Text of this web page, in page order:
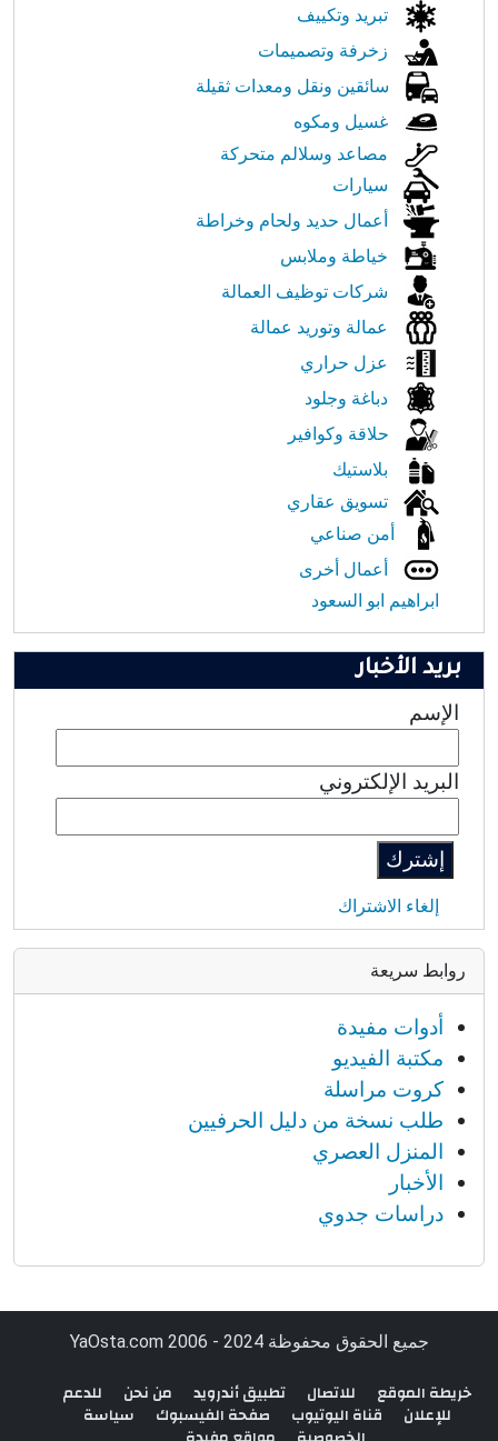
تبريد وتكييف
زخرفة وتصميمات
سائقين ونقل ومعدات ثقيلة
غسيل ومكوه
مصاعد وسلالم متحركة
سيارات
أعمال حديد ولحام وخراطة
خياطة وملابس
شركات توظيف العمالة
عمالة وتوريد عمالة
عزل حراري
دباغة وجلود
حلاقة وكوافير
بلاستيك
تسويق عقاري
أمن صناعي
أعمال أخرى
ابراهيم ابو السعود
بريد الأخبار
الإسم
البريد الإلكتروني
إلغاء الاشتراك
روابط سريعة
أدوات مفيدة
مكتبة الفيديو
كروت مراسلة
طلب نسخة من دليل الحرفيين
المنزل العصري
الأخبار
دراسات جدوي
جميع الحقوق محفوظة YaOsta.com 2006 - 2024
خريطة الموقع للاتصال تطبيق أندرويد من نحن
للدعم
للإعلان
قناة اليوتيوب صفحة الفيسبوك
سياسة